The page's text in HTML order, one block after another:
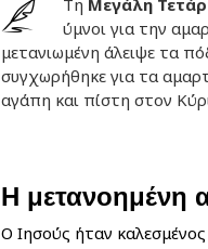
Τη Μεγάλη
ύμνοι για την
μετανιωμένη άλειψε τα
συγχωρήθηκε για τα
αγάπη και πίστη στον
Η μετανοημένη
Ο Ιησούς ήταν